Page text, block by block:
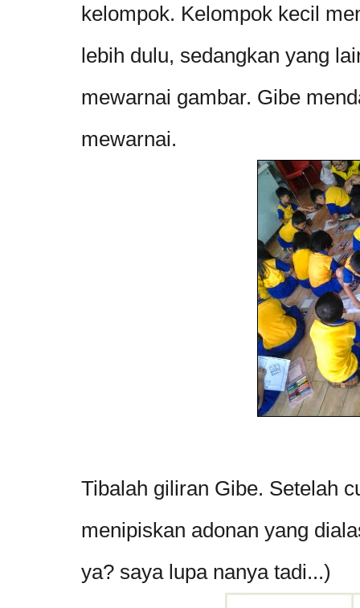
kelompok. Kelompok kecil
lebih dulu, sedangkan yang
mewarnai gambar. Gibe
mewarnai.
Tibalah giliran Gibe. Setelah
menipiskan adonan yang
ya? saya lupa nanya tadi...)